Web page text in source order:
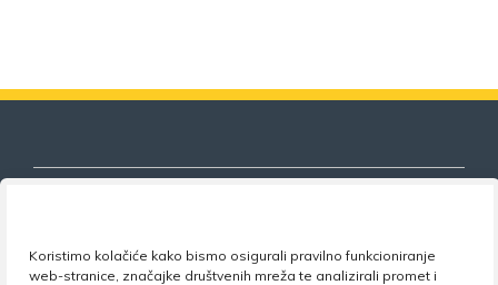
Koristimo kolačiće kako bismo osigurali pravilno funkcioniranje
web-stranice, značajke društvenih mreža te analizirali promet i
Nezavisni sindikat znanosti i visokog